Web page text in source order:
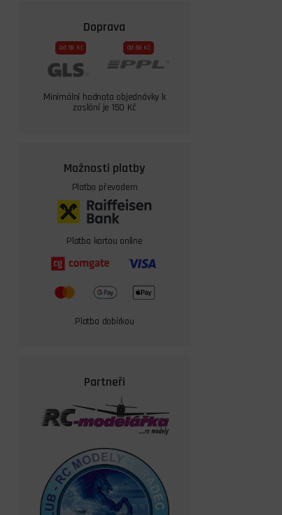
Doprava
Od 59 Kč Od 69 Kč
Minimální hodnota objednávky k
zaslání je 150 Kč
Možnosti platby
Platba převodem
Platba kartou online
Platba dobírkou
Partneři